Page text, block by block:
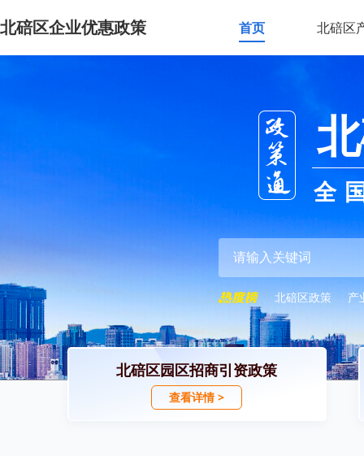
北碚区企业优惠政策 首页 北碚区
全
北碚区政策 产
北碚区园区招商引资政策
查看详情 >